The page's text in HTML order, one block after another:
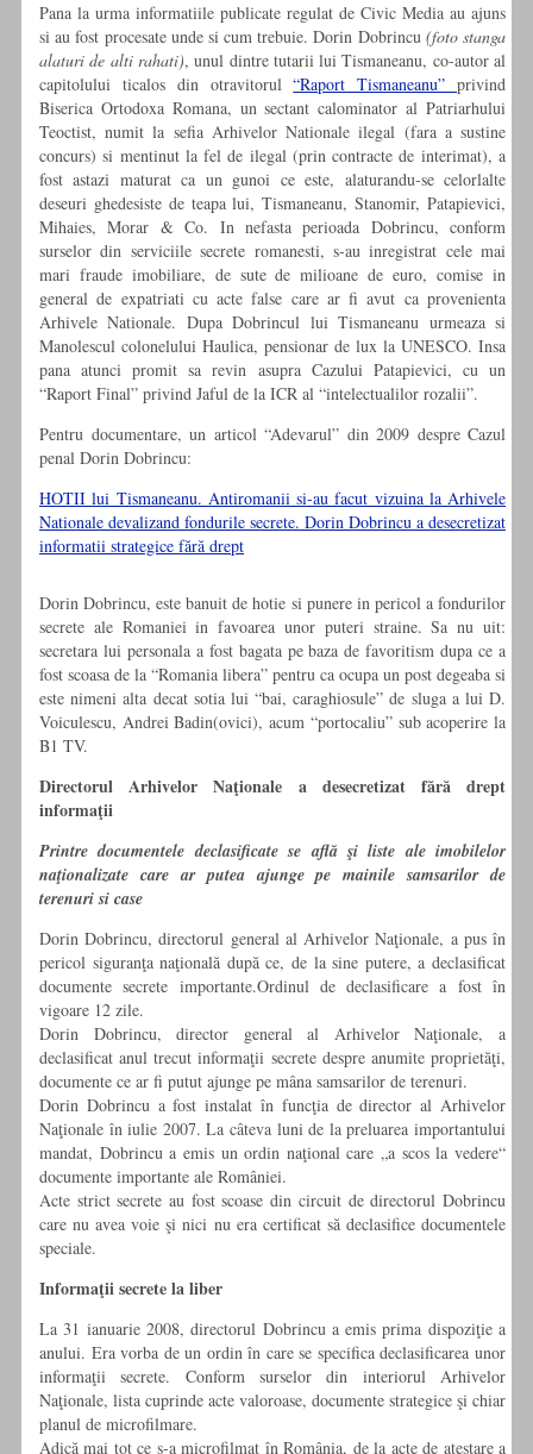
Pana la urma informatiile publicate regulat de Civic Media au ajuns
si au fost procesate unde si cum trebuie. Dorin Dobrincu (foto stanga
alaturi de alti rahati), unul dintre tutarii lui Tismaneanu, co-autor al
capitolului ticalos din otravitorul“Raport Tismaneanu”privind
Biserica Ortodoxa Romana, un sectant calominator al Patriarhului
Teoctist, numit la sefia Arhivelor Nationale ilegal (fara a sustine
concurs) si mentinut la fel de ilegal (prin contracte de interimat), a
fost astazi maturat ca un gunoi ce este, alaturandu-se celorlalte
deseuri ghedesiste de teapa lui, Tismaneanu, Stanomir, Patapievici,
Mihaies, Morar & Co. In nefasta perioada Dobrincu, conform
surselor din serviciile secrete romanesti, s-au inregistrat cele mai
mari fraude imobiliare, de sute de milioane de euro, comise in
general de expatriati cu acte false care ar fi avut ca provenienta
Arhivele Nationale. Dupa Dobrincul lui Tismaneanu urmeaza si
Manolescul colonelului Haulica, pensionar de lux la UNESCO. Insa
pana atunci promit sa revin asupra Cazului Patapievici, cu un
“Raport Final” privind Jaful de la ICR al “intelectualilor rozalii”.
Pentru documentare, un articol “Adevarul” din 2009 despre Cazul
penal Dorin Dobrincu:
HOTII lui Tismaneanu. Antiromanii si-au facut vizuina la Arhivele
Nationale devalizand fondurile secrete. Dorin Dobrincu a desecretizat
informatii strategice fără drept
Dorin Dobrincu, este banuit de hotie si punere in pericol a fondurilor
secrete ale Romaniei in favoarea unor puteri straine. Sa nu uit:
secretara lui personala a fost bagata pe baza de favoritism dupa ce a
fost scoasa de la “Romania libera” pentru ca ocupa un post degeaba si
este nimeni alta decat sotia lui “bai, caraghiosule” de sluga a lui D.
Voiculescu, Andrei Badin(ovici), acum “portocaliu” sub acoperire la
B1 TV.
Directorul Arhivelor Naţionale a desecretizat fără drept
informaţii
Printre documentele declasificate se află şi liste ale imobilelor
naţionalizate care ar putea ajunge pe mainile samsarilor de
terenuri si case
Dorin Dobrincu, directorul general al Arhivelor Naţionale, a pus în
pericol siguranţa naţională după ce, de la sine putere, a declasificat
documente secrete importante.Ordinul de declasificare a fost în
vigoare 12 zile.
Dorin Dobrincu, director general al Arhivelor Naţionale, a
declasificat anul trecut informaţii secrete despre anumite proprietăţi,
documente ce ar fi putut ajunge pe mâna samsarilor de terenuri.
Dorin Dobrincu a fost instalat în funcţia de director al Arhivelor
Naţionale în iulie 2007. La câteva luni de la preluarea importantului
mandat, Dobrincu a emis un ordin naţional care „a scos la vedere“
documente importante ale României.
Acte strict secrete au fost scoase din circuit de directorul Dobrincu
care nu avea voie şi nici nu era certificat să declasifice documentele
speciale.
Informaţii secrete la liber
La 31 ianuarie 2008, directorul Dobrincu a emis prima dispoziţie a
anului. Era vorba de un ordin în care se specifica declasificarea unor
informaţii secrete. Conform surselor din interiorul Arhivelor
Naţionale, lista cuprinde acte valoroase, documente strategice şi chiar
planul de microfilmare.
Adică mai tot ce s-a microfilmat în România, de la acte de atestare a